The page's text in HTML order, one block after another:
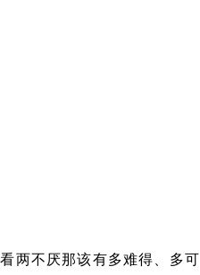
两不厌那该有多难得、多可